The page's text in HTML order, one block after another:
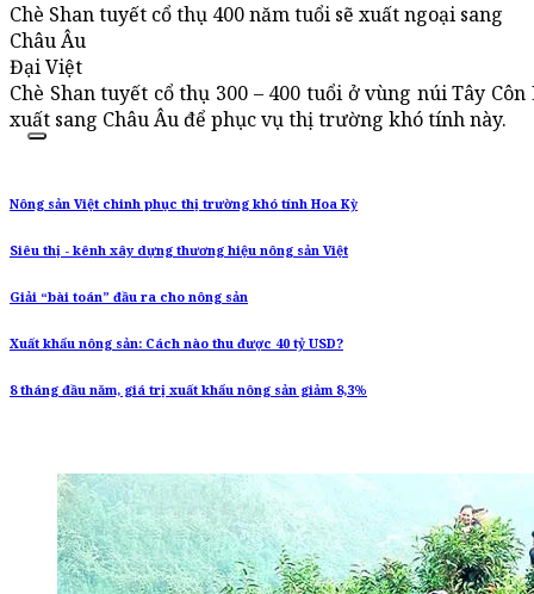
Chè Shan tuyết cổ thụ 400 năm tuổi sẽ xuất ngoại sang
Châu Âu
Đại Việt
Chè Shan tuyết cổ thụ 300 – 400 tuổi ở vùng núi Tây
xuất sang Châu Âu để phục vụ thị trường khó tính này.
Nông sản Việt chinh phục thị trường khó tính Hoa Kỳ
Siêu thị - kênh xây dựng thương hiệu nông sản Việt
Giải “bài toán” đầu ra cho nông sản
Xuất khẩu nông sản: Cách nào thu được 40 tỷ USD?
8 tháng đầu năm, giá trị xuất khẩu nông sản giảm 8,3%